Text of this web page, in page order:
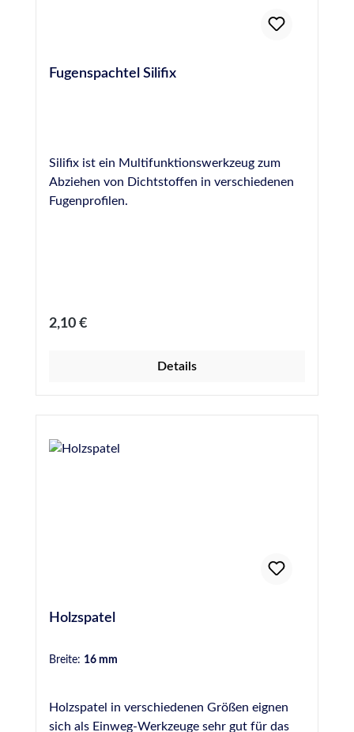
Fugenspachtel Silifix
Silifix ist ein Multifunktionswerkzeug zum
Abziehen von Dichtstoffen in verschiedenen
Fugenprofilen.
Regulärer Preis:
2,10 €
Details
Holzspatel
Breite: 16 mm
Holzspatel in verschiedenen Größen eignen
sich als Einweg-Werkzeuge sehr gut für das